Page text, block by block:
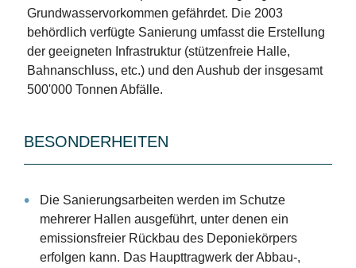
Grundwasservorkommen gefährdet. Die 2003
behördlich verfügte Sanierung umfasst die Erstellung
der geeigneten Infrastruktur (stützenfreie Halle,
Bahnanschluss, etc.) und den Aushub der insgesamt
500'000 Tonnen Abfälle.
BESONDERHEITEN
Die Sanierungsarbeiten werden im Schutze
mehrerer Hallen ausgeführt, unter denen ein
emissionsfreier Rückbau des Deponiekörpers
erfolgen kann. Das Haupttragwerk der Abbau-,